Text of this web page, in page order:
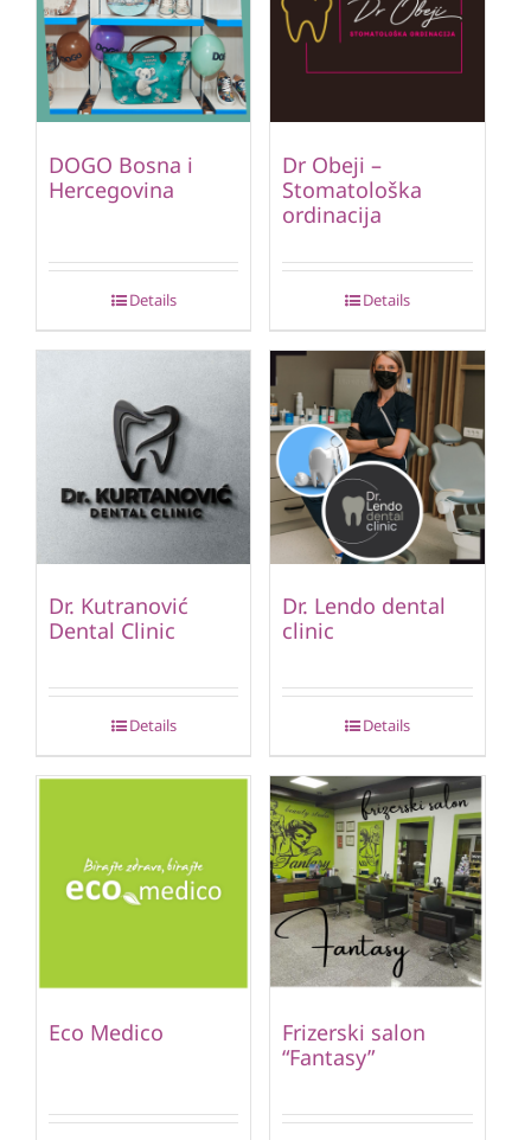
DOGO Bosna i
Hercegovina
Details
Dr Obeji –
Stomatološka
ordinacija
Details
Dr. Kutranović
Dental Clinic
Details
Dr. Lendo dental
clinic
Details
Eco Medico
Frizerski salon
“Fantasy”